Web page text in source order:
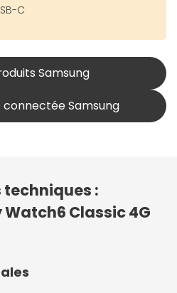
C
Samsung
Samsung
:
Classic 4G